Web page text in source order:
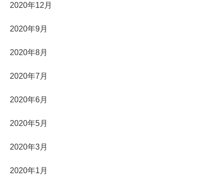
2020年12月
2020年9月
2020年8月
2020年7月
2020年6月
2020年5月
2020年3月
2020年1月